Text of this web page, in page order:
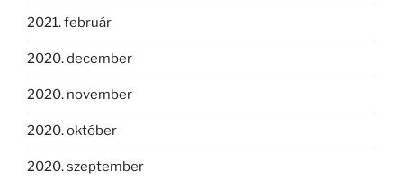
2021. február
2020. december
2020. november
2020. október
2020. szeptember